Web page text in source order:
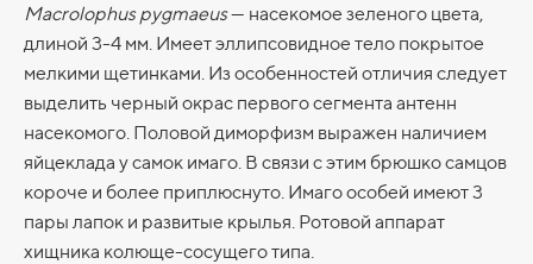
Macrolophus pygmaeus— насекомое зеленого цвета,
длиной 3-4 мм. Имеет эллипсовидное тело покрытое
мелкими щетинками. Из особенностей отличия следует
выделить черный окрас первого сегмента антенн
насекомого. Половой диморфизм выражен наличием
яйцеклада у самок имаго. В связи с этим брюшко самцов
короче и более приплюснуто. Имаго особей имеют 3
пары лапок и развитые крылья. Ротовой аппарат
хищника колюще-сосущего типа.